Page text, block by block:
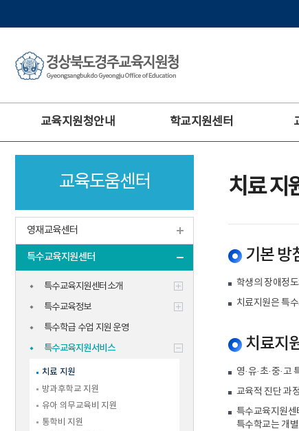
뉴
교육지원청안내 학교지원센터
교육도움센터
영재교육센터
특수교육지원센터
특수교육지원센터소개
특수교육정보
특수학급 수업 지원 운영
특수교육지원서비스
치료 지원
방과후학교 지원
유아 의무교육비 지원
통학비 지원
치료 지
기본 방
학생의 장애정
치료지원은 특
치료지
영·유·초·중·
교육적 진단 과
특수교육지원센
특수학교는 개